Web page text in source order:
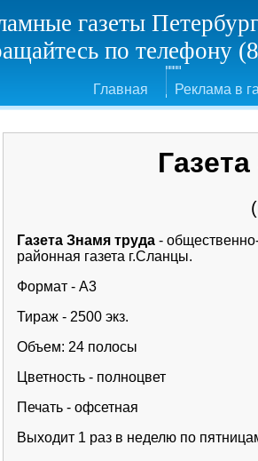
газеты
по телефону
Главная Реклама в
Газета Знамя труда -
районная газета г.Сланцы.
Формат - А3
Тираж - 2500 экз.
Объем: 24 полосы
Цветность - полноцвет
Печать - офсетная
Выходит 1 раз в неделю по